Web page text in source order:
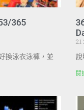
365
換泳衣泳褲，並
21
說
閱